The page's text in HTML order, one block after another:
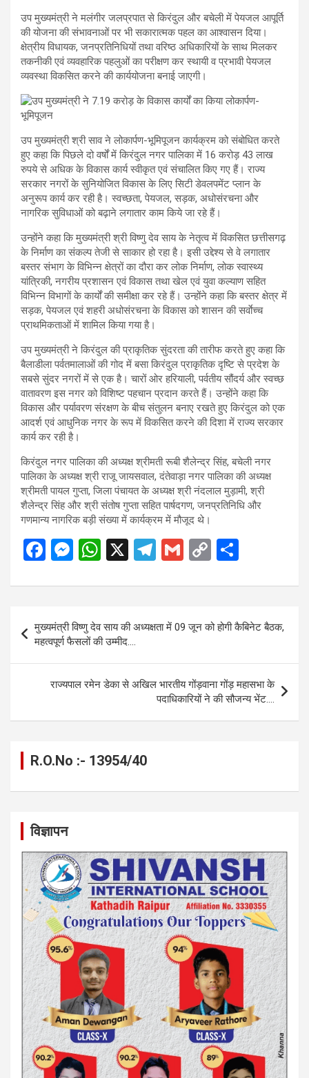
उप मुख्यमंत्री ने मलंगीर जलप्रपात से किरंदुल और बचेली में पेयजल आपूर्ति
की योजना की संभावनाओं पर भी सकारात्मक पहल का आश्वासन दिया।
क्षेत्रीय विधायक, जनप्रतिनिधियों तथा वरिष्ठ अधिकारियों के साथ मिलकर
तकनीकी एवं व्यवहारिक पहलुओं का परीक्षण कर स्थायी व प्रभावी पेयजल
व्यवस्था विकसित करने की कार्ययोजना बनाई जाएगी।
उप मुख्यमंत्री श्री साव ने लोकार्पण-भूमिपूजन कार्यक्रम को संबोधित करते
हुए कहा कि पिछले दो वर्षों में किरंदुल नगर पालिका में 16 करोड़ 43 लाख
रुपये से अधिक के विकास कार्य स्वीकृत एवं संचालित किए गए हैं। राज्य
सरकार नगरों के सुनियोजित विकास के लिए सिटी डेवलपमेंट प्लान के
अनुरूप कार्य कर रही है। स्वच्छता, पेयजल, सड़क, अधोसंरचना और
नागरिक सुविधाओं को बढ़ाने लगातार काम किये जा रहे हैं।
उन्होंने कहा कि मुख्यमंत्री श्री विष्णु देव साय के नेतृत्व में विकसित छत्तीसगढ़
के निर्माण का संकल्प तेजी से साकार हो रहा है। इसी उद्देश्य से वे लगातार
बस्तर संभाग के विभिन्न क्षेत्रों का दौरा कर लोक निर्माण, लोक स्वास्थ्य
यांत्रिकी, नगरीय प्रशासन एवं विकास तथा खेल एवं युवा कल्याण सहित
विभिन्न विभागों के कार्यों की समीक्षा कर रहे हैं। उन्होंने कहा कि बस्तर क्षेत्र में
सड़क, पेयजल एवं शहरी अधोसंरचना के विकास को शासन की सर्वाेच्च
प्राथमिकताओं में शामिल किया गया है।
उप मुख्यमंत्री ने किरंदुल की प्राकृतिक सुंदरता की तारीफ करते हुए कहा कि
बैलाडीला पर्वतमालाओं की गोद में बसा किरंदुल प्राकृतिक दृष्टि से प्रदेश के
सबसे सुंदर नगरों में से एक है। चारों ओर हरियाली, पर्वतीय सौंदर्य और स्वच्छ
वातावरण इस नगर को विशिष्ट पहचान प्रदान करते हैं। उन्होंने कहा कि
विकास और पर्यावरण संरक्षण के बीच संतुलन बनाए रखते हुए किरंदुल को एक
आदर्श एवं आधुनिक नगर के रूप में विकसित करने की दिशा में राज्य सरकार
कार्य कर रही है।
किरंदुल नगर पालिका की अध्यक्ष श्रीमती रूबी शैलेन्द्र सिंह, बचेली नगर
पालिका के अध्यक्ष श्री राजू जायसवाल, दंतेवाड़ा नगर पालिका की अध्यक्ष
श्रीमती पायल गुप्ता, जिला पंचायत के अध्यक्ष श्री नंदलाल मुड़ामी, श्री
शैलेन्द्र सिंह और श्री संतोष गुप्ता सहित पार्षदगण, जनप्रतिनिधि और
गणमान्य नागरिक बड़ी संख्या में कार्यक्रम में मौजूद थे।
F
ce
b
o
o
k
M
se
n
g
er
W
at
A
p
p
X
T
e
gr
a
m
G
ail
C
py
Li
n
k
ar
e
navigation
मुख्यमंत्री विष्णु देव साय की अध्यक्षता में 09 जून को होगी कैबिनेट बैठक,
महत्वपूर्ण फैसलों की उम्मीद….
राज्यपाल रमेन डेका से अखिल भारतीय गोंड़वाना गोंड़ महासभा के
पदाधिकारियों ने की सौजन्य भेंट….
R.O.No :- 13954/40
विज्ञापन